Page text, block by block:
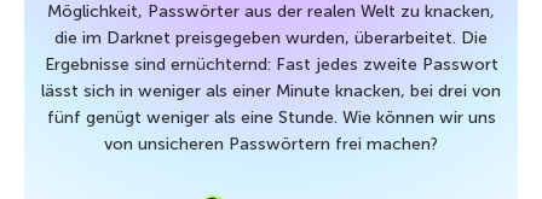
Möglichkeit, Passwörter aus der realen Welt zu knacken,
die im Darknet preisgegeben wurden, überarbeitet. Die
Ergebnisse sind ernüchternd: Fast jedes zweite Passwort
lässt sich in weniger als einer Minute knacken, bei drei von
fünf genügt weniger als eine Stunde. Wie können wir uns
von unsicheren Passwörtern frei machen?